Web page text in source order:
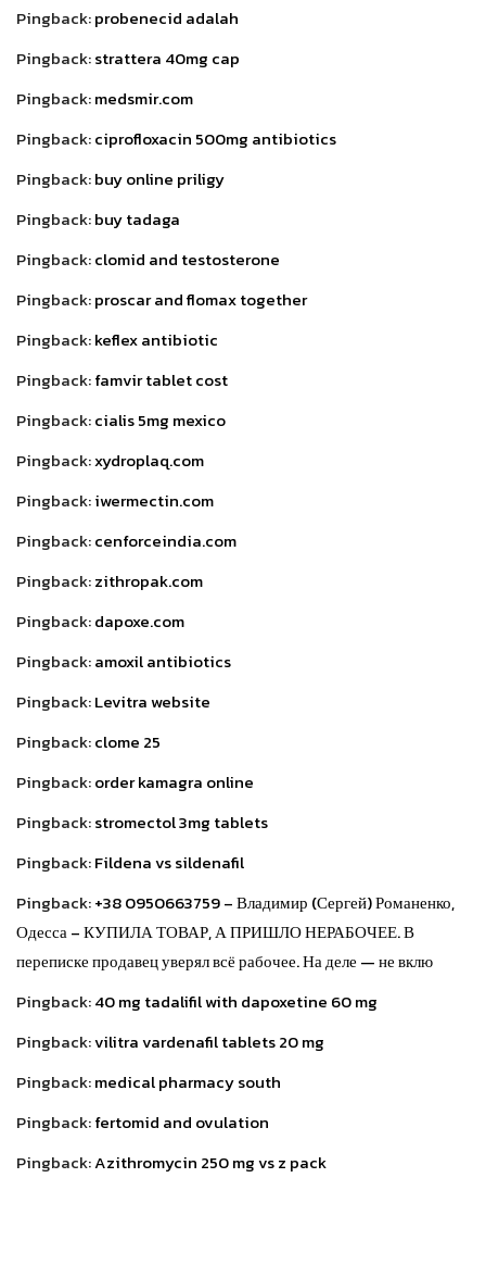
Pingback:probenecid adalah
Pingback:strattera 40mg cap
Pingback:medsmir.com
Pingback:ciprofloxacin 500mg antibiotics
Pingback:buy online priligy
Pingback:buy tadaga
Pingback:clomid and testosterone
Pingback:proscar and flomax together
Pingback:keflex antibiotic
Pingback:famvir tablet cost
Pingback:cialis 5mg mexico
Pingback:xydroplaq.com
Pingback:iwermectin.com
Pingback:cenforceindia.com
Pingback:zithropak.com
Pingback:dapoxe.com
Pingback:amoxil antibiotics
Pingback:Levitra website
Pingback:clome 25
Pingback:order kamagra online
Pingback:stromectol 3mg tablets
Pingback:Fildena vs sildenafil
Pingback:+38 0950663759 – Владимир (Сергей) Романенко,
Одесса – КУПИЛА ТОВАР, А ПРИШЛО НЕРАБОЧЕЕ. В
переписке продавец уверял всё рабочее. На деле — не вклю
Pingback:40 mg tadalifil with dapoxetine 60 mg
Pingback:vilitra vardenafil tablets 20 mg
Pingback:medical pharmacy south
Pingback:fertomid and ovulation
Pingback:Azithromycin 250 mg vs z pack